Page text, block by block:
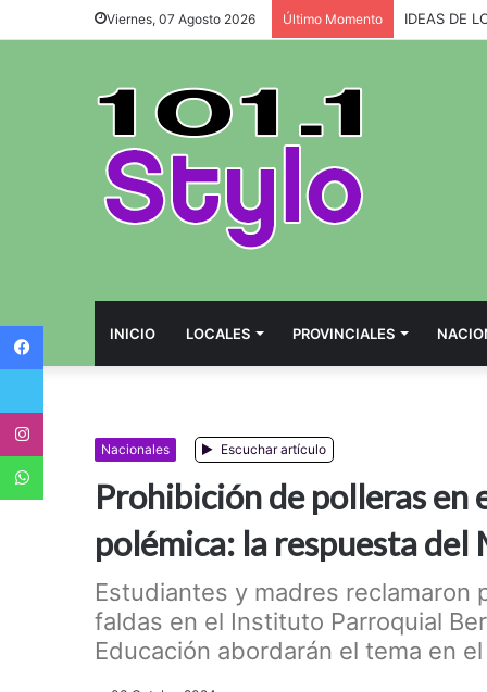
Viernes, 07 Agosto 2026 Último Momento IDEAS DE
INICIO LOCALES PROVINCIALES
Nacionales Escuchar artículo
Prohibición de polleras en
polémica: la respuesta
Estudiantes y madres
faldas en el Instituto Parroquial
Educación abordarán el tema en
Twitter
WhatsApp